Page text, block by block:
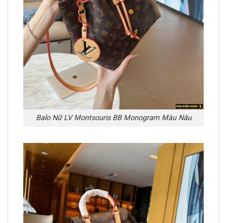
Balo Nữ LV Montsouris BB Monogram Màu Nâu